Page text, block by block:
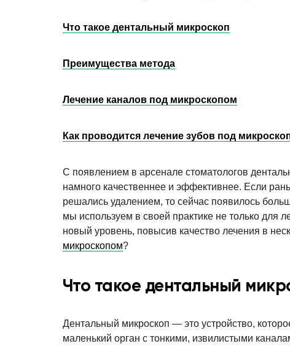
Что такое дентальный микроскоп
Преимущества метода
Лечение каналов под микроскопом
Как проводится лечение зубов под
С появлением в арсенале стоматологов
намного качественнее и эффективнее. Если
решались удалением, то сейчас появилось
мы используем в своей практике не только для
новый уровень, повысив качество лечения в
микроскопом?
Что такое дентальный
Дентальный микроскоп — это устройство,
маленький орган с тонкими, извилистыми